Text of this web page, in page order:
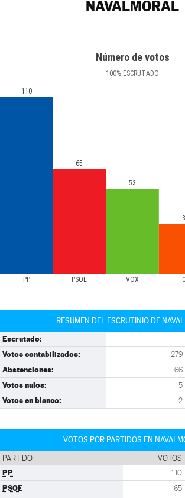
NAVALMORAL
Número de votos
100% ESCRUTADO
PP PSOE VOX
110
65
53
RESUMEN DEL ESCRUTINIO DE
Escrutado:
Votos contabilizados: 279
Abstenciones: 66
Votos nulos: 5
Votos en blanco: 2
VOTOS POR PARTIDOS EN
PARTIDO VOTOS
PP 110
PSOE 65